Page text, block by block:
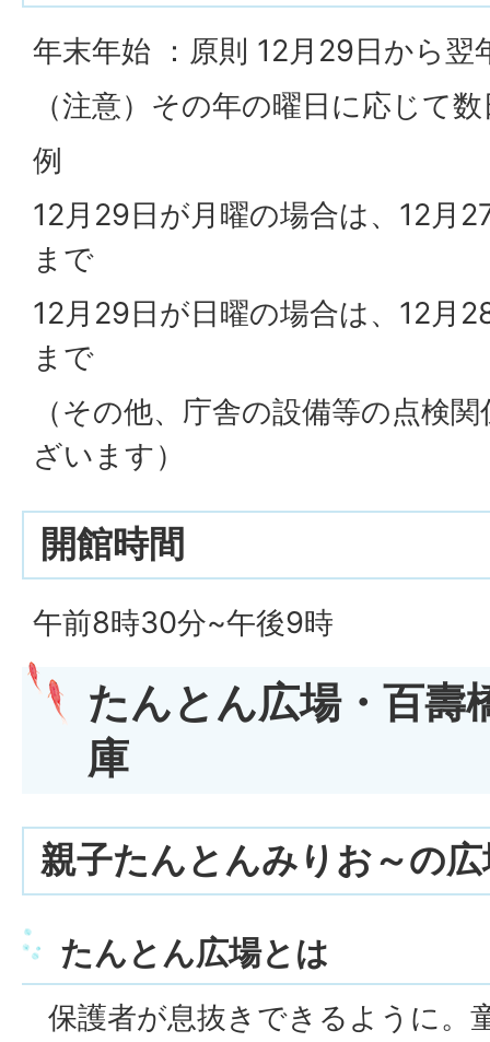
年末年始 ：原則 12月29日から翌
（注意）その年の曜日に応じて
例
12月29日が月曜の場合は、12月
まで
12月29日が日曜の場合は、12月
まで
（その他、庁舎の設備等の点検
ざいます）
開館時間
午前8時30分~午後9時
たんとん広場・百壽
庫
親子たんとんみりお～の
たんとん広場とは
保護者が息抜きできるように。